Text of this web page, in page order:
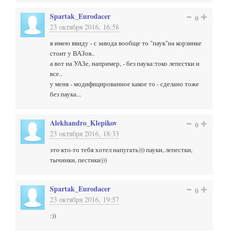
Spartak_Eurodacer
23 октября 2016, 16:58
0
я имею ввиду - с завода вообще то "паук"на корзинке
стоит у ВАЗов..
а вот на УАЗе, например, - без паука:токо лепестки и
все..
у меня - модифицированное какое то - сделано тоже
без паука...
Alekhandro_Klepikov
23 октября 2016, 18:33
0
это кто-то тебя хотел напугать))) пауки, лепестки,
тычинки, пестики)))
Spartak_Eurodacer
23 октября 2016, 19:57
0
:))